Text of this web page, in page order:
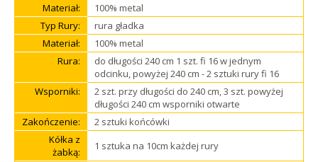
Materiał:
100% metal
Typ Rury:
rura gładka
Materiał:
100% metal
Rura:
do długości 240 cm 1 szt. fi 16 w jednym
odcinku, powyżej 240 cm - 2 sztuki rury fi 16
Wsporniki:
2 szt. przy długości do 240 cm, 3 szt. powyżej
długości 240 cm wsporniki otwarte
Zakończenie:
2 sztuki końcówki
Kółka z
żabką:
1 sztuka na 10cm każdej rury